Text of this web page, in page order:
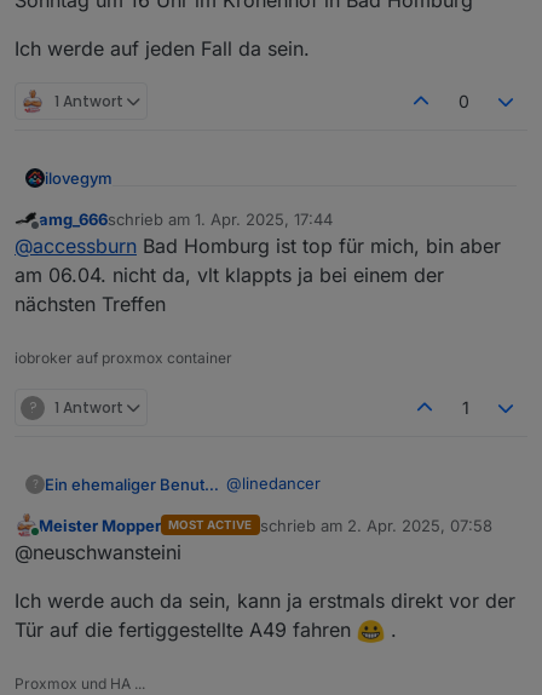
Ich werde auf jeden Fall da sein.
1 Antwort 0
ilovegym
Willkommen beim Stammtisch im Raum Rhein-Main-
Hessen
amg_666schrieb am 1. Apr. 2025, 17:44
zuletzt editiert von
@accessburn Bad Homburg ist top für mich, bin aber
am 06.04. nicht da, vlt klappts ja bei einem der
nächsten Treffen
iobroker auf proxmox container
? 1 Antwort 1
? Ein ehemaliger Benutzer @linedancer
Kleine Erinnerung an alle…
Bad Homburg
Ich werde auf jeden Fall da sein.
Meister Mopper MOST ACTIVE schrieb am 2. Apr. 2025, 07:58
zuletzt editiert von
@neuschwansteini
Ich werde auch da sein, kann ja erstmals direkt vor der
Tür auf die fertiggestellte A49 fahren
.
Proxmox und HA ...